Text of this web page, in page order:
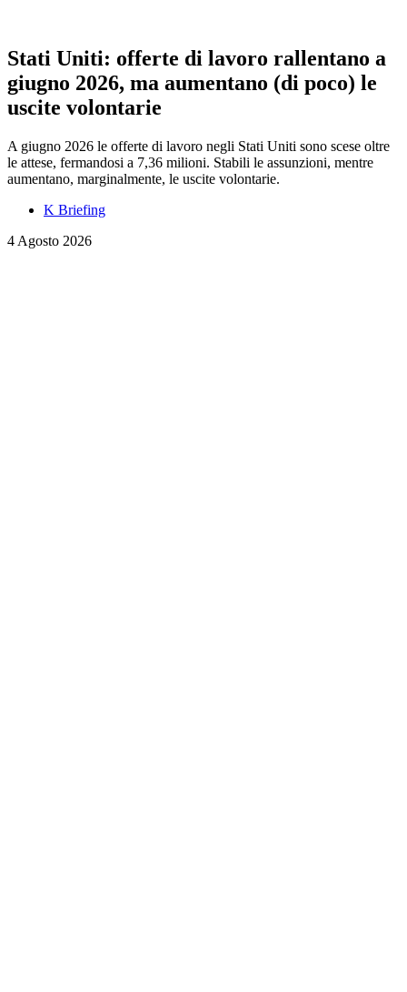
Stati Uniti: offerte di lavoro rallentano a
giugno 2026, ma aumentano (di poco) le
uscite volontarie
A giugno 2026 le offerte di lavoro negli Stati Uniti sono scese oltre
le attese, fermandosi a 7,36 milioni. Stabili le assunzioni, mentre
aumentano, marginalmente, le uscite volontarie.
K Briefing
4 Agosto 2026